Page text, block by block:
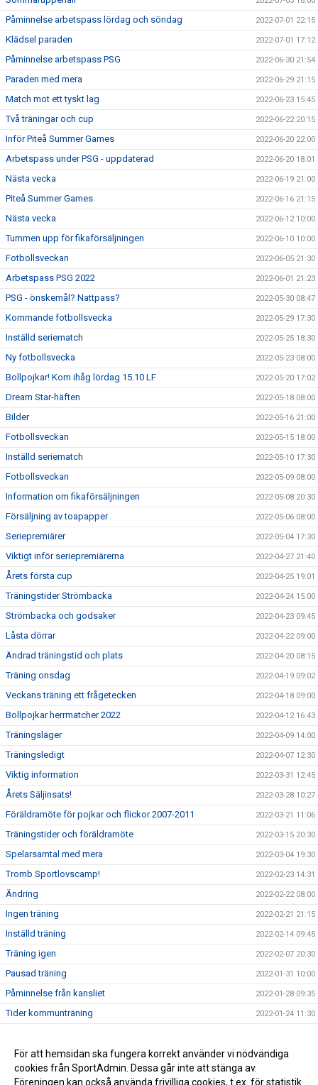
Påminnelse arbetspass lördag och söndag 2022-07-01 22:15
Klädsel paraden 2022-07-01 17:12
Påminnelse arbetspass PSG 2022-06-30 21:54
Paraden med mera 2022-06-29 21:15
Match mot ett tyskt lag 2022-06-23 15:45
Två träningar och cup 2022-06-22 20:15
Inför Piteå Summer Games 2022-06-20 22:00
Arbetspass under PSG - uppdaterad 2022-06-20 18:01
Nästa vecka 2022-06-19 21:00
Piteå Summer Games 2022-06-16 21:15
Nästa vecka 2022-06-12 10:00
Tummen upp för fikaförsäljningen 2022-06-10 10:00
Fotbollsveckan 2022-06-05 21:30
Arbetspass PSG 2022 2022-06-01 21:23
PSG - önskemål? Nattpass? 2022-05-30 08:47
Kommande fotbollsvecka 2022-05-29 17:30
Inställd seriematch 2022-05-25 18:30
Ny fotbollsvecka 2022-05-23 08:00
Bollpojkar! Kom ihåg lördag 15.10 LF 2022-05-20 17:02
Dream Star-häften 2022-05-18 08:00
Bilder 2022-05-16 21:00
Fotbollsveckan 2022-05-15 18:00
Inställd seriematch 2022-05-10 17:30
Fotbollsveckan 2022-05-09 08:00
Information om fikaförsäljningen 2022-05-08 20:30
Försäljning av toapapper 2022-05-06 08:00
Seriepremiärer 2022-05-04 17:30
Viktigt inför seriepremiärerna 2022-04-27 21:40
Årets första cup 2022-04-25 19:01
Träningstider Strömbacka 2022-04-24 15:00
Strömbacka och godsaker 2022-04-23 09:45
Låsta dörrar 2022-04-22 09:00
Ändrad träningstid och plats 2022-04-20 08:15
Träning onsdag 2022-04-19 09:02
Veckans träning ett frågetecken 2022-04-18 09:00
Bollpojkar herrmatcher 2022 2022-04-12 16:43
Träningsläger 2022-04-09 14:00
Träningsledigt 2022-04-07 12:30
Viktig information 2022-03-31 12:45
Årets Säljinsats! 2022-03-28 10:27
Föräldramöte för pojkar och flickor 2007-2011 2022-03-21 11:06
Träningstider och föräldramöte 2022-03-15 20:30
Spelarsamtal med mera 2022-03-04 19:30
Tromb Sportlovscamp! 2022-02-23 14:31
Ändring 2022-02-22 08:00
Ingen träning 2022-02-21 21:15
Inställd träning 2022-02-14 09:45
Träning igen 2022-02-07 20:30
Pausad träning 2022-01-31 10:00
Påminnelse från kansliet 2022-01-28 09:35
Tider kommunträning 2022-01-24 11:30
Frivilliga träningar 2022-01-15 20:00
Inga åskådare 2022-01-14 18:45
För att hemsidan ska fungera korrekt använder vi nödvändiga
cookies från SportAdmin. Dessa går inte att stänga av.
Föreningen kan också använda frivilliga cookies, t.ex. för statistik